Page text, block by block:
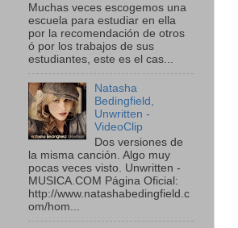
Muchas veces escogemos una
escuela para estudiar en ella
por la recomendación de otros
ó por los trabajos de sus
estudiantes, este es el cas...
Natasha
Bedingfield,
Unwritten -
VideoClip
Dos versiones de
la misma canción. Algo muy
pocas veces visto. Unwritten -
MUSICA.COM Página Oficial:
http://www.natashabedingfield.c
om/hom...